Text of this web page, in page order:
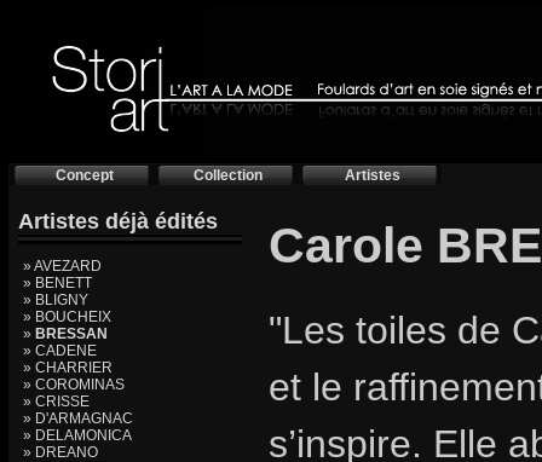
Concept Collection Artistes
Artistes déjà édités
» AVEZARD
» BENETT
» BLIGNY
» BOUCHEIX
» BRESSAN
» CADENE
» CHARRIER
» COROMINAS
» CRISSE
» D'ARMAGNAC
» DELAMONICA
» DREANO
Carole
"Les toiles de
et le
s’inspire. Elle